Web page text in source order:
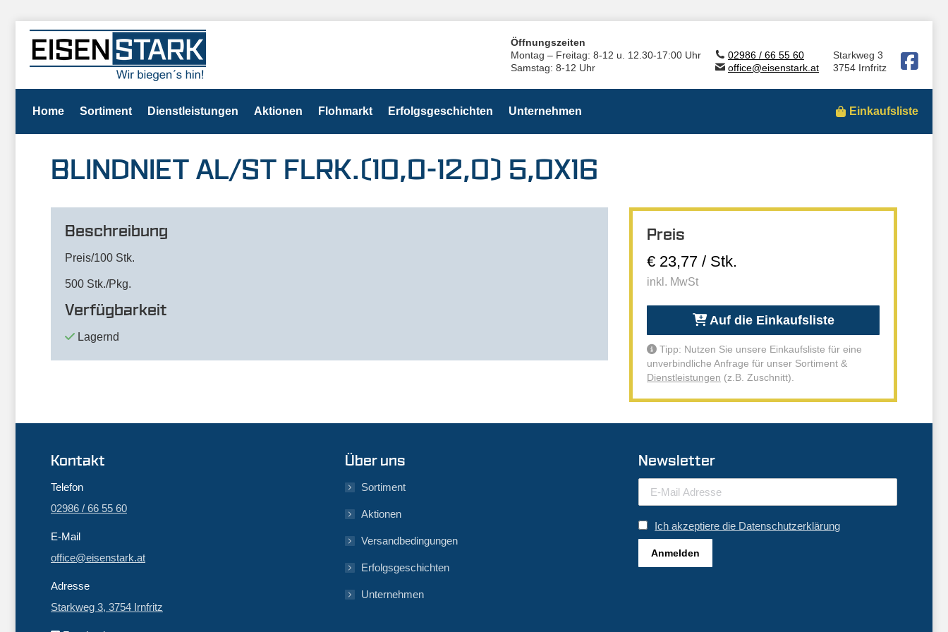
Öffnungszeiten
Montag – Freitag: 8-12 u. 12.30-17:00 Uhr
Samstag: 8-12 Uhr
02986 / 66 55 60
office@eisenstark.at
Starkweg 3
3754 Irnfritz
Home Sortiment Dienstleistungen Aktionen Flohmarkt Erfolgsgeschichten Unternehmen Einkaufsliste
BLINDNIET AL/ST FLRK.(10,0-12,0) 5,0X16
Beschreibung
Preis/100 Stk.
500 Stk./Pkg.
Verfügbarkeit
Lagernd
Preis
€ 23,77 / Stk.
inkl. MwSt
Auf die Einkaufsliste
Tipp: Nutzen Sie unsere Einkaufsliste für eine
unverbindliche Anfrage für unser Sortiment &
Dienstleistungen (z.B. Zuschnitt).
Kontakt
Telefon
02986 / 66 55 60
E-Mail
office@eisenstark.at
Adresse
Starkweg 3, 3754 Irnfritz
Über uns
Sortiment
Aktionen
Versandbedingungen
Erfolgsgeschichten
Unternehmen
Newsletter
Ich akzeptiere die Datenschutzerklärung